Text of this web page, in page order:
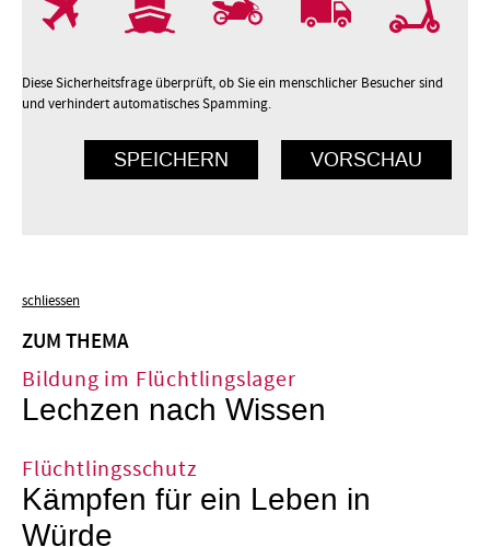
Diese Sicherheitsfrage überprüft, ob Sie ein menschlicher Besucher sind
und verhindert automatisches Spamming.
schliessen
ZUM THEMA
Bildung im Flüchtlingslager
Lechzen nach Wissen
Flüchtlingsschutz
Kämpfen für ein Leben in
Würde